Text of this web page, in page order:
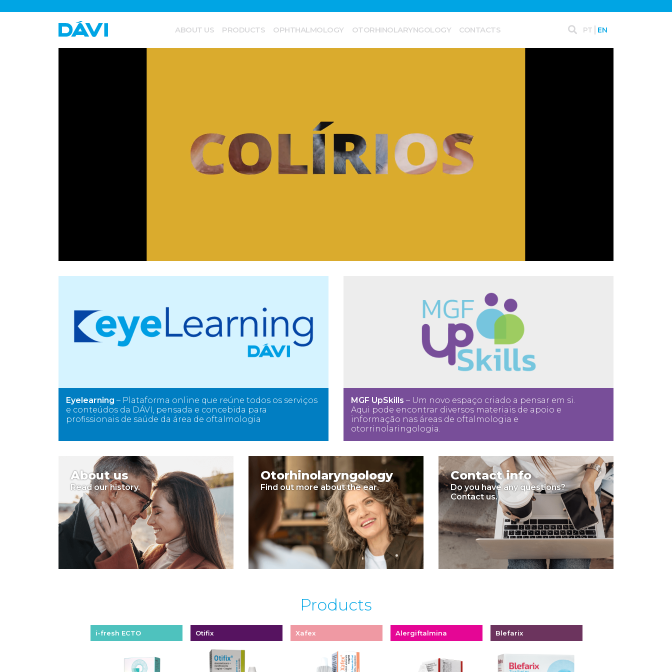
ABOUT US PRODUCTS OPHTHALMOLOGY OTORHINOLARYNGOLOGY CONTACTS PT EN
Eyelearning – Plataforma online que reúne todos os serviços
e conteúdos da DÁVI, pensada e concebida para
profissionais de saúde da área de oftalmologia
MGF UpSkills – Um novo espaço criado a pensar em si.
Aqui pode encontrar diversos materiais de apoio e
informação nas áreas de oftalmologia e
otorrinolaringologia.
About us
Read our history.
Otorhinolaryngology
Find out more about the ear.
Contact info
Do you have any questions?
Contact us.
Products
i-fresh ECTO Otifix Xafex Alergiftalmina Blefarix